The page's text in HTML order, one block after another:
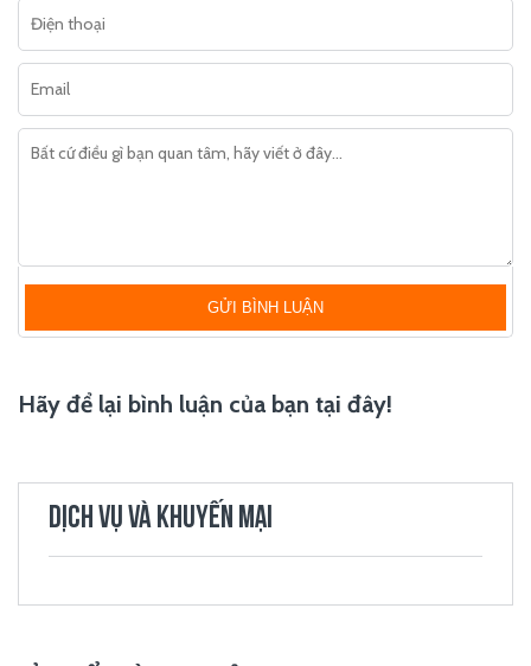
GỬI BÌNH LUẬN
Hãy để lại bình luận của bạn tại đây!
DỊCH VỤ VÀ KHUYẾN MẠI